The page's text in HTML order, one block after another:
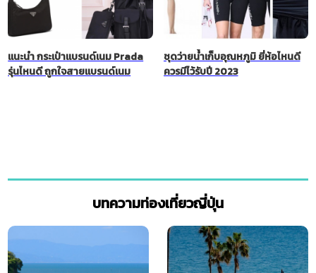
แนะนำ กระเป๋าแบรนด์เนม Prada
รุ่นไหนดี ถูกใจสายแบรนด์เนม
ชุดว่ายน้ำเก็บอุณหภูมิ ยี่ห้อไหนดี
ควรมีไว้รับปี 2023
บทความท่องเที่ยวญี่ปุ่น